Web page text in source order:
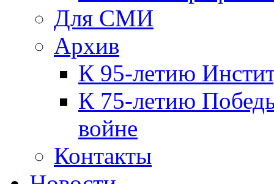
Для СМИ
Архив
К 95-летию
К 75-летию
войне
Контакты